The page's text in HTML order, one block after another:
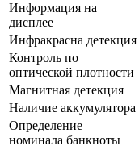
Информация на
дисплее
Инфракрасна детекция
Контроль по
оптической плотности
Магнитная детекция
Наличие аккумулятора
Определение
номинала банкноты